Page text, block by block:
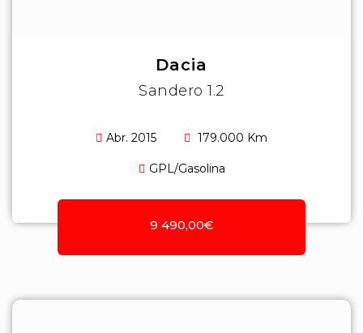
Dacia
Sandero 1.2
Abr. 2015 179.000 Km
GPL/Gasolina
9 490,00€